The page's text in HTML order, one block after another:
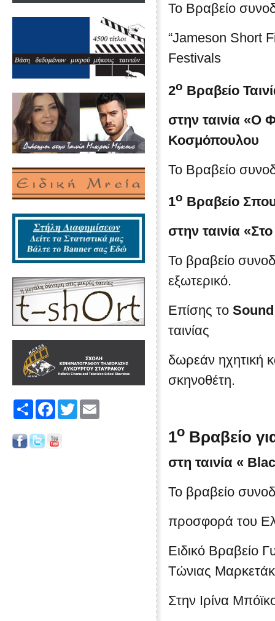
Share FacebookTwitter
Το Βραβείο
“Jameson Short
Festivals
2ο Βραβείο
στην ταινία «Ο
Κοσμόπουλου
Το Βραβείο
1ο Βραβείο
στην ταινία
Το βραβείο
εξωτερικό.
Επίσης το Sound
ταινίας
δωρεάν ηχητική
σκηνοθέτη.
1ο Βραβείο
στη ταινία «
Το βραβείο
προσφορά του
Ειδικό Βραβείο
Τώνιας
Στην Ιρίνα